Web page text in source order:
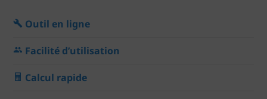
Outil en ligne
Facilité d’utilisation
Calcul rapide